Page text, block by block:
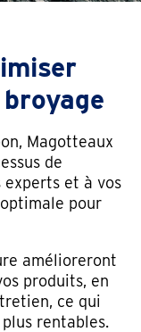
Magotteaux
de
et à vos
pour
amélioreront
produits, en
ce qui
rentables.